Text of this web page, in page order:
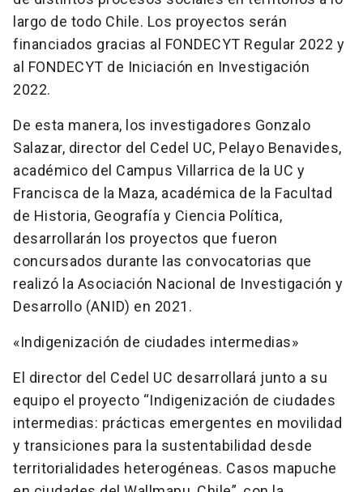
largo de todo Chile. Los proyectos serán
financiados gracias al FONDECYT Regular 2022 y
al FONDECYT de Iniciación en Investigación
2022.
De esta manera, los investigadores Gonzalo
Salazar, director del Cedel UC, Pelayo Benavides,
académico del Campus Villarrica de la UC y
Francisca de la Maza, académica de la Facultad
de Historia, Geografía y Ciencia Política,
desarrollarán los proyectos que fueron
concursados durante las convocatorias que
realizó la Asociación Nacional de Investigación y
Desarrollo (ANID) en 2021.
«Indigenización de ciudades intermedias»
El director del Cedel UC desarrollará junto a su
equipo el proyecto “Indigenización de ciudades
intermedias: prácticas emergentes en movilidad
y transiciones para la sustentabilidad desde
territorialidades heterogéneas. Casos mapuche